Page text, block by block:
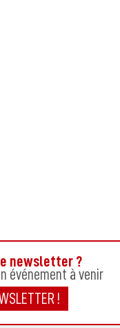
newsletter ?
événement à venir
!